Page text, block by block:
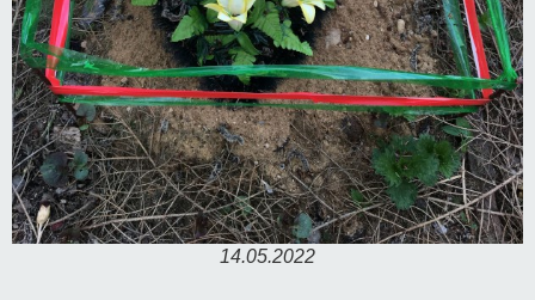
14.05.2022